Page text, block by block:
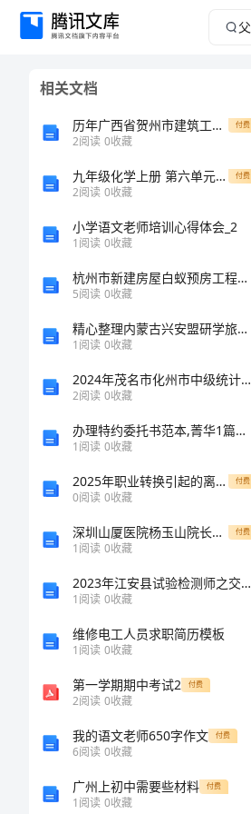
父
《父
相关文档
历年广西省贺州市建筑工程三类人员安全知识岗前培训及继续教育考试内部题库【网校专用】 付费
2阅读 0收藏
九年级化学上册 第六单元 碳和碳的化合物单元清测试题 新人教版-新人教版初中九年级上册化学试题 付费
2阅读 0收藏
小学语文老师培训心得体会_2
1阅读 0收藏
杭州市新建房屋白蚁预房工程合同范本
5阅读 0收藏
精心整理内蒙古兴安盟研学旅行指导员、师资格证考试含答案【实用】
1阅读 0收藏
2024年茂名市化州市中级统计师《统计工作实务》模拟预测试卷完整版
2阅读 0收藏
办理特约委托书范本,菁华1篇【通用文档】
1阅读 0收藏
2025年职业转换引起的离婚财产分配合同范文 付费
0阅读 0收藏
深圳山厦医院杨玉山院长参加首届深圳市民营医院发展论坛[修改版] 付费
1阅读 0收藏
2023年江安县试验检测师之交通工程考试题库及答案【名校卷】
1阅读 0收藏
维修电工人员求职简历模板
1阅读 0收藏
第一学期期中考试2 付费
2阅读 0收藏
我的语文老师650字作文 付费
6阅读 0收藏
广州上初中需要些材料 付费
1阅读 0收藏